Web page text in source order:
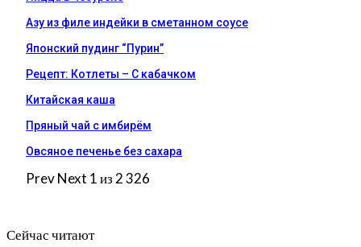
Азу из филе индейки в сметанном соусе
Японский пудинг “Пурин”
Рецепт: Котлеты – С кабачком
Китайская каша
Пряный чай с имбирём
Овсяное печенье без сахара
PrevNext 1 из 2 326
Сейчас читают